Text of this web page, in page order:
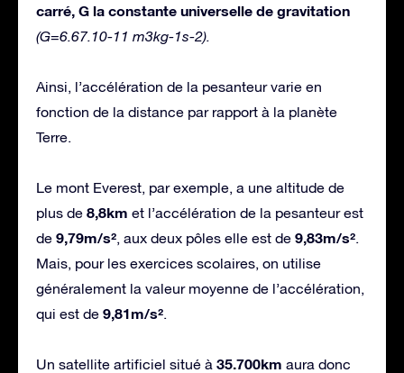
carré, G la constante universelle de gravitation
(G=6.67.10-11 m3kg-1s-2).
Ainsi, l’accélération de la pesanteur varie en
fonction de la distance par rapport à la planète
Terre.
Le mont Everest, par exemple, a une altitude de
plus de 8,8km et l’accélération de la pesanteur est
de 9,79m/s², aux deux pôles elle est de 9,83m/s².
Mais, pour les exercices scolaires, on utilise
généralement la valeur moyenne de l’accélération,
qui est de 9,81m/s².
Un satellite artificiel situé à 35.700km aura donc